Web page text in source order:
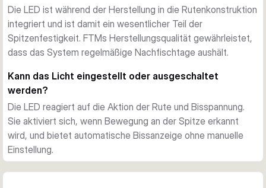
Die LED ist während der Herstellung in die Rutenkonstruktion
integriert und ist damit ein wesentlicher Teil der
Spitzenfestigkeit. FTMs Herstellungsqualität gewährleistet,
dass das System regelmäßige Nachfischtage aushält.
Kann das Licht eingestellt oder ausgeschaltet
werden?
Die LED reagiert auf die Aktion der Rute und Bisspannung.
Sie aktiviert sich, wenn Bewegung an der Spitze erkannt
wird, und bietet automatische Bissanzeige ohne manuelle
Einstellung.